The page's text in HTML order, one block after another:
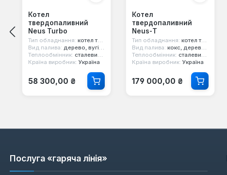
Котел
твердопаливний
Neus Turbo
Тип обладнання: котел твердопаливний
Вид палива: дерево, вугілля, брикети, торф
Теплообмінник: сталевий 5 мм
Країна виробник: Україна
Звичайна ціна:
58 300,00 ₴
Котел
твердопаливний
Neus-Т
Тип обладнання: котел твердопаливний
Вид палива: кокс, дерево, вугілля, брикети
Теплообмінник: сталевий 8 мм
Країна виробник: Україна
Звичайна ціна:
179 000,00 ₴
Послуга «гаряча лінія»